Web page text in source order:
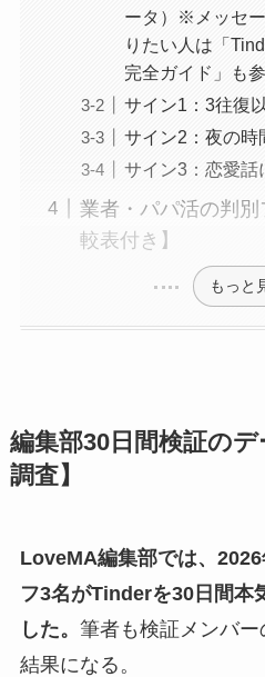
ータ）※メッセ
りたい人は「
完全ガイド」も
サイン1：3往復
サイン2：夜の時
サイン3：恋愛話
業者・パパ活の判
較表付き】
もっと
編集部30日間検証の
調査】
LoveMA編集部では、
フ3名がTinderを30日間本
した。 筆者も検証メンバ
結果になる。